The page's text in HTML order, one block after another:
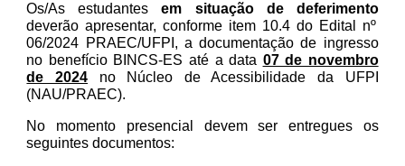
Os/As estudantesem situação de deferimento
deverão apresentar, conforme item 10.4 do Edital nº
06/2024 PRAEC/UFPI, a documentação de ingresso
no benefício BINCS-ES até a data 07 de novembro
de 2024 no Núcleo de Acessibilidade da UFPI
(NAU/PRAEC).
No momento presencial devem ser entregues os
seguintes documentos: